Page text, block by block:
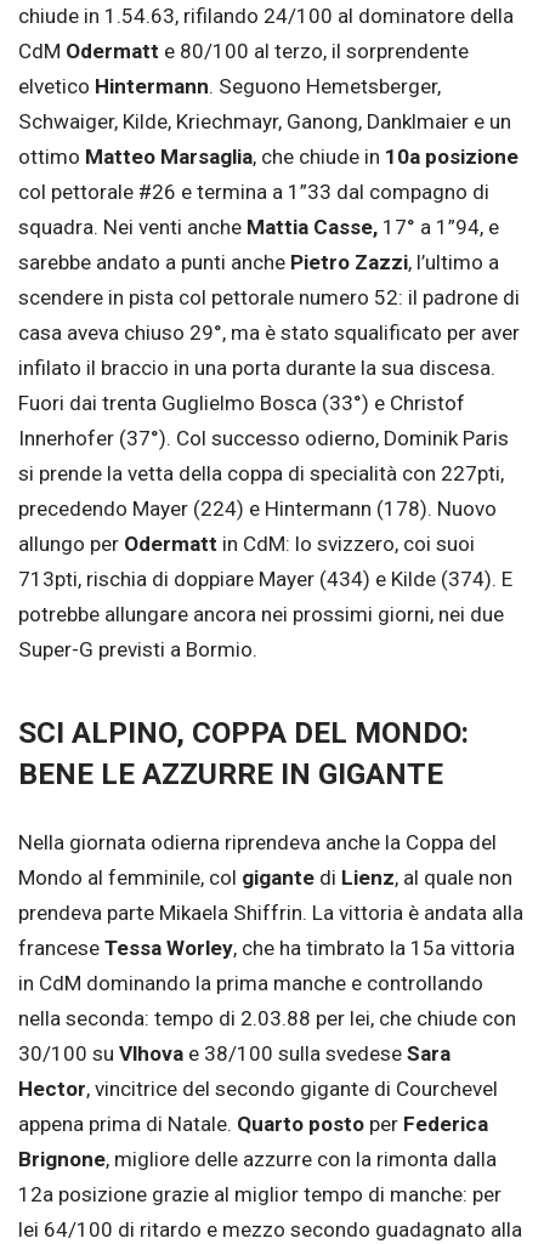
chiude in 1.54.63, rifilando 24/100 al dominatore della
CdM Odermatt e 80/100 al terzo, il sorprendente
elvetico Hintermann. Seguono Hemetsberger,
Schwaiger, Kilde, Kriechmayr, Ganong, Danklmaier e un
ottimo Matteo Marsaglia, che chiude in 10a posizione
col pettorale #26 e termina a 1”33 dal compagno di
squadra. Nei venti anche Mattia Casse, 17° a 1”94, e
sarebbe andato a punti anche Pietro Zazzi, l’ultimo a
scendere in pista col pettorale numero 52: il padrone di
casa aveva chiuso 29°, ma è stato squalificato per aver
infilato il braccio in una porta durante la sua discesa.
Fuori dai trenta Guglielmo Bosca (33°) e Christof
Innerhofer (37°). Col successo odierno, Dominik Paris
si prende la vetta della coppa di specialità con 227pti,
precedendo Mayer (224) e Hintermann (178). Nuovo
allungo per Odermatt in CdM: lo svizzero, coi suoi
713pti, rischia di doppiare Mayer (434) e Kilde (374). E
potrebbe allungare ancora nei prossimi giorni, nei due
Super-G previsti a Bormio.
SCI ALPINO, COPPA DEL MONDO:
BENE LE AZZURRE IN GIGANTE
Nella giornata odierna riprendeva anche la Coppa del
Mondo al femminile, col gigante di Lienz, al quale non
prendeva parte Mikaela Shiffrin. La vittoria è andata alla
francese Tessa Worley, che ha timbrato la 15a vittoria
in CdM dominando la prima manche e controllando
nella seconda: tempo di 2.03.88 per lei, che chiude con
30/100 su Vlhova e 38/100 sulla svedese Sara
Hector, vincitrice del secondo gigante di Courchevel
appena prima di Natale. Quarto posto per Federica
Brignone, migliore delle azzurre con la rimonta dalla
12a posizione grazie al miglior tempo di manche: per
lei 64/100 di ritardo e mezzo secondo guadagnato alla